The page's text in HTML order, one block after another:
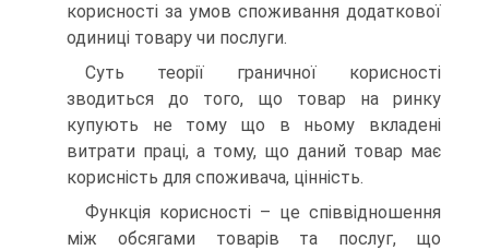
корисності за умов споживання додаткової
одиниці товару чи послуги.
Суть теорії граничної корисності
зводиться до того, що товар на ринку
купують не тому що в ньому вкладені
витрати праці, а тому, що даний товар має
корисність для споживача, цінність.
Функція корисності – це співвідношення
між обсягами товарів та послуг, що